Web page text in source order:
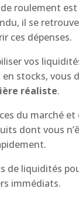
roulement
il se
ces dépenses.
vos
stocks, vous
réaliste.
du marché et
dont vous
de liquidités
immédiats.